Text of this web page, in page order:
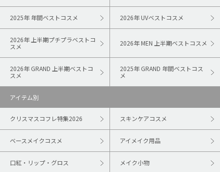
2025年 年間ベストコスメ 2026年 UVベストコスメ
2026年 上半期プチプラベストコ
スメ
2026年 MEN 上半期ベストコスメ
2026年 GRAND 上半期ベストコ
スメ
2025年 GRAND 年間ベストコス
メ
アイテム別
クリスマスコフレ特集2026 スキンケアコスメ
ベースメイクコスメ アイメイク用品
口紅・リップ・グロス メイク小物